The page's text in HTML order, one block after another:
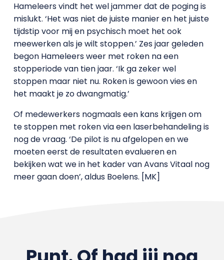
Hameleers vindt het wel jammer dat de poging is
mislukt. ‘Het was niet de juiste manier en het juiste
tijdstip voor mij en psychisch moet het ook
meewerken als je wilt stoppen.’ Zes jaar geleden
begon Hameleers weer met roken na een
stopperiode van tien jaar. ‘Ik ga zeker wel
stoppen maar niet nu. Roken is gewoon vies en
het maakt je zo dwangmatig.’
Of medewerkers nogmaals een kans krijgen om
te stoppen met roken via een laserbehandeling is
nog de vraag. ‘De pilot is nu afgelopen en we
moeten eerst de resultaten evalueren en
bekijken wat we in het kader van Avans Vitaal nog
meer gaan doen’, aldus Boelens. [MK]